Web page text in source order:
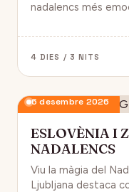
nadalencs més
4 DIES / 3 NITS
6 desembre 2026
ESLOVÈNIA I
NADALENCS
Viu la màgia del
Ljubljana destaca